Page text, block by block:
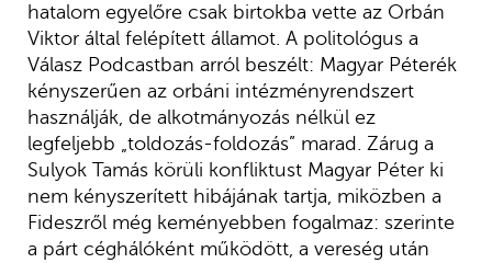
hatalom egyelőre csak birtokba vette az Orbán
Viktor által felépített államot. A politológus a
Válasz Podcastban arról beszélt: Magyar Péterék
kényszerűen az orbáni intézményrendszert
használják, de alkotmányozás nélkül ez
legfeljebb „toldozás-foldozás” marad. Zárug a
Sulyok Tamás körüli konfliktust Magyar Péter ki
nem kényszerített hibájának tartja, miközben a
Fideszről még keményebben fogalmaz: szerinte
a párt céghálóként működött, a vereség után